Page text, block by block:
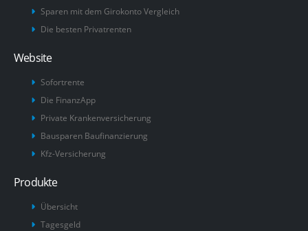
Sparen mit dem Girokonto Vergleich
Die besten Privatrenten
Website
Sofortrente
Die FinanzApp
Private Krankenversicherung
Bausparen Baufinanzierung
Kfz-Versicherung
Produkte
Übersicht
Tagesgeld